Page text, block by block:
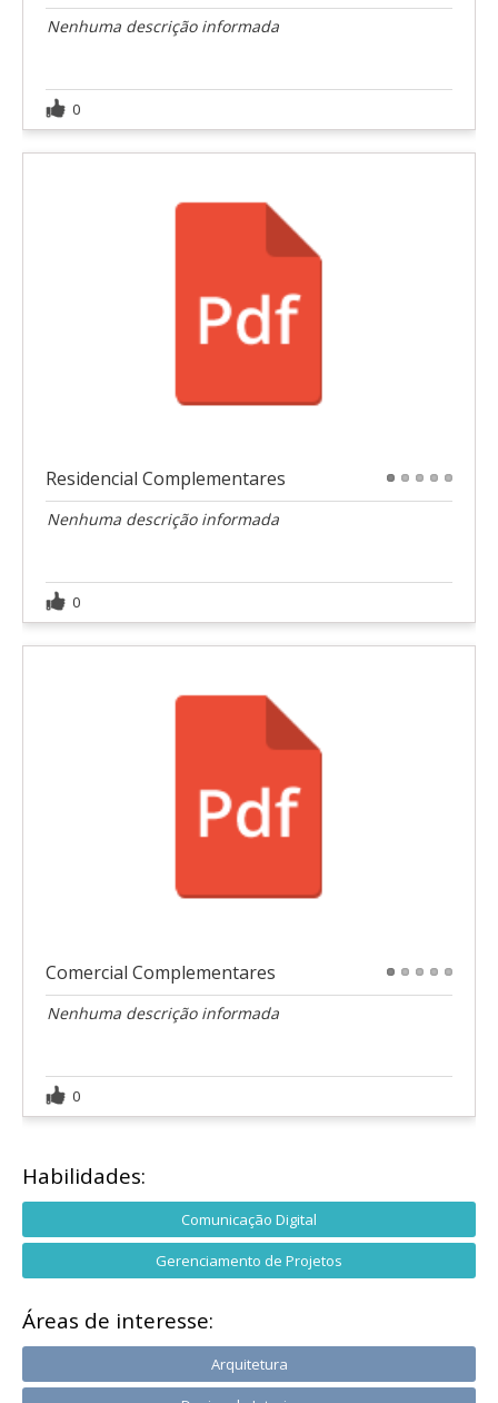
Nenhuma descrição informada
0
Residencial Complementares
Nenhuma descrição informada
0
Comercial Complementares
Nenhuma descrição informada
0
Habilidades:
Comunicação Digital
Gerenciamento de Projetos
Áreas de interesse:
Arquitetura